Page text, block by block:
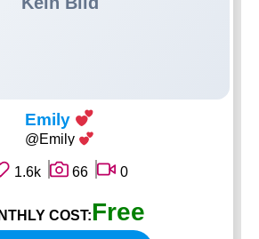
Emily
@Emily
1.6k 66 0
COST:Free